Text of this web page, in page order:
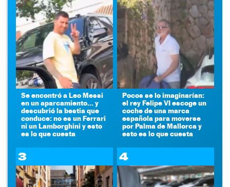
Se encontró a Leo Messi
en un aparcamiento... y
descubrió la bestia que
conduce: no es un Ferrari
ni un Lamborghini y esto
es lo que cuesta
Pocos se lo imaginarían:
el rey Felipe VI escoge un
coche de una marca
española para moverse
por Palma de Mallorca y
esto es lo que cuesta
3 4